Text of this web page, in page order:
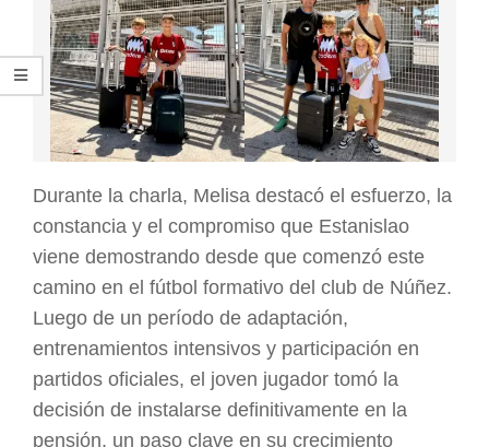
Durante la charla, Melisa destacó el esfuerzo, la
constancia y el compromiso que Estanislao
viene demostrando desde que comenzó este
camino en el fútbol formativo del club de Núñez.
Luego de un período de adaptación,
entrenamientos intensivos y participación en
partidos oficiales, el joven jugador tomó la
decisión de instalarse definitivamente en la
pensión, un paso clave en su crecimiento